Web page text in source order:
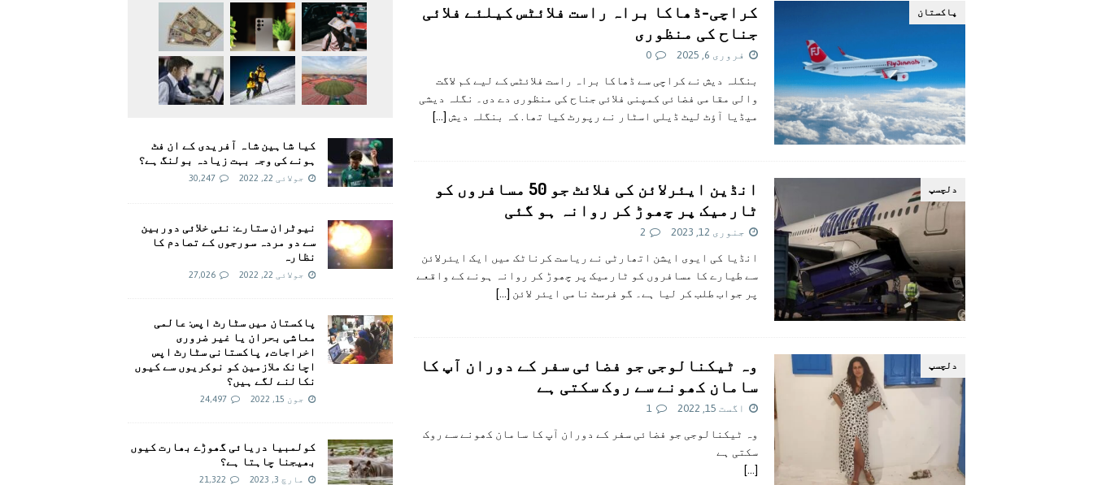
پاکستان
کراچی-ڈھاکا براہ راست فلائٹس کیلئے فلائی
جناح کی منظوری
فروری 6, 2025 0
بنگلہ دیش نے کراچی سے ڈھاکا براہ راست فلائٹس کے لیے کم لاگت
والی مقامی فضائی کمپنی فلائی جناح کی منظوری دے دی۔ نگلہ دیشی
میڈیا آؤٹ لیٹ ڈیلی اسٹار نے رپورٹ کیا تھا. کہ بنگلہ دیش […]
دلچسپ
انڈین ایئرلائن کی فلائٹ جو 50 مسافروں کو
ٹارمیک پر چھوڑ کر روانہ ہو گئی
جنوری 12, 2023 2
انڈیا کی ایوی ایشن اتھارٹی نے ریاست کرناٹک میں ایک ایئرلائن
سے طیارے کا مسافروں کو ٹارمیک پر چھوڑ کر روانہ ہونے کے واقعے
پر جواب طلب کر لیا ہے۔ گو فرسٹ نامی ایئر لائن […]
دلچسپ
وہ ٹیکنالوجی جو فضائی سفر کے دوران آپ کا
سامان کھونے سے روک سکتی ہے
اگست 15, 2022 1
وہ ٹیکنالوجی جو فضائی سفر کے دوران آپ کا سامان کھونے سے روک
سکتی ہے
[…]
کیا شاہین شاہ آفریدی کے ان فٹ
ہونے کی وجہ بہت زیادہ بولنگ ہے؟
جولائی 22, 2022 30,247
نیوٹران ستارے: نئی خلائی دوربین
سے دو مردہ سورجوں کے تصادم کا
نظارہ
جولائی 22, 2022 27,026
پاکستان میں سٹارٹ اپس: عالمی
معاشی بحران یا غیر ضروری
اخراجات، پاکستانی سٹارٹ اپس
اچانک ملازمین کو نوکریوں سے کیوں
نکالنے لگے ہیں؟
جون 15, 2022 24,497
کولمبیا دریائی گھوڑے بھارت کیوں
بھیجنا چاہتا ہے؟
مارچ 3, 2023 21,322